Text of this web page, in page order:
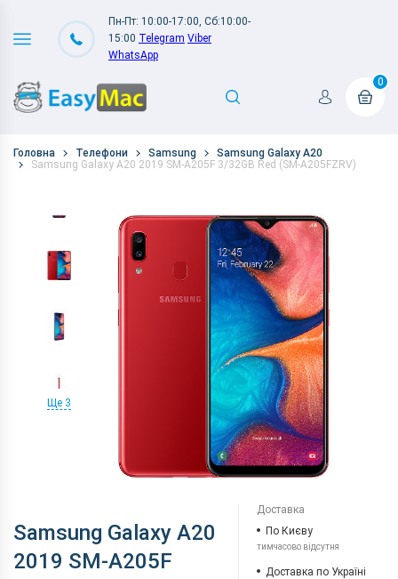
Пн-Пт: 10:00-17:00, Сб:10:00-
15:00 Telegram Viber
WhatsApp
0
Головна Телефони Samsung
Samsung Galaxy A20
Samsung Galaxy A20 2019 SM-A205F 3/32GB Red (SM-A205FZRV)
Ще 3
Samsung Galaxy A20
2019 SM-A205F
Доставка
По Києву
тимчасово відсутня
Доставка по Україні